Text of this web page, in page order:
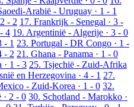
Arabië - Uruguay · 1 - 1
- 2 17. Frankrijk - Senegal · 3 -
4 19. Argentinië - Algerije · 3 - 0
- 1 23. Portugal - DR Congo · 1 -
- 2 21. Ghana - Panama · 1 - 0
· 1 - 3 25. Tsjechië - Zuid-Afrika
en Herzegovina · 4 - 1 27.
- Zuid-Korea · 1 - 0 32.
· 2 - 0 30. Schotland - Marokko ·